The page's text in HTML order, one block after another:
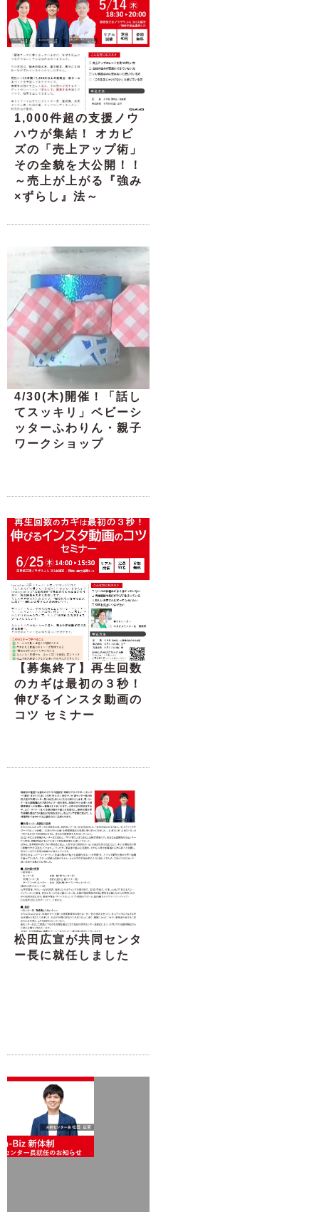
1,000件超の支援ノウ
ハウが集結！ オカビ
ズの「売上アップ術」
その全貌を大公開！！
～売上が上がる『強み
×ずらし』法～
4/30(木)開催！「話し
てスッキリ」ベビーシ
ッターふわりん・親子
ワークショップ
【募集終了】再生回数
のカギは最初の３秒！
伸びるインスタ動画の
コツ セミナー
松田広宣が共同センタ
ー長に就任しました